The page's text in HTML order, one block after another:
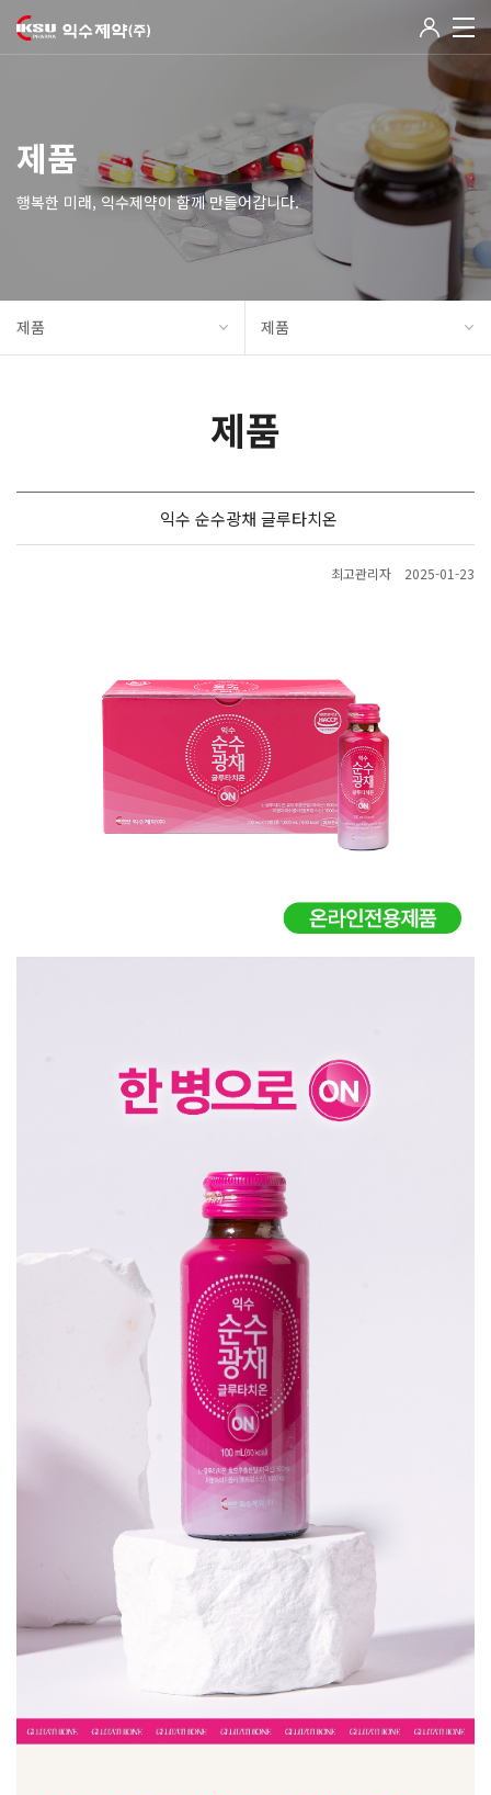
제품
행복한 미래, 익수제약이 함께 만들어갑니다.
제품 제품
제품
익수 순수광채 글루타치온
최고관리자 2025-01-23